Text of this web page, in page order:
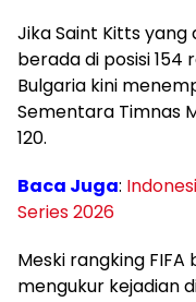
Jika Saint Kitts
berada di posisi 154
Bulgaria kini
Sementara Timnas
120.
Baca Juga:
Series 2026
Meski rangking
mengukur kejadian